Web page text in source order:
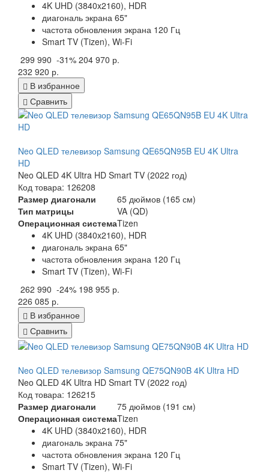
4K UHD (3840x2160), HDR
диагональ экрана 65"
частота обновления экрана 120 Гц
Smart TV (Tizen), Wi-Fi
299 990 -31% 204 970 р.
232 920 р.
В избранное
Сравнить
Neo QLED телевизор Samsung QE65QN95B EU 4K Ultra
HD
Neo QLED 4K Ultra HD Smart TV (2022 год)
Код товара: 126208
Размер диагонали
65 дюймов (165 см)
Тип матрицы
VA (QD)
Операционная системаTizen
4K UHD (3840x2160), HDR
диагональ экрана 65"
частота обновления экрана 120 Гц
Smart TV (Tizen), Wi-Fi
262 990 -24% 198 955 р.
226 085 р.
В избранное
Сравнить
Neo QLED телевизор Samsung QE75QN90B 4K Ultra HD
Neo QLED 4K Ultra HD Smart TV (2022 год)
Код товара: 126215
Размер диагонали
75 дюймов (191 см)
Операционная системаTizen
4K UHD (3840x2160), HDR
диагональ экрана 75"
частота обновления экрана 120 Гц
Smart TV (Tizen), Wi-Fi